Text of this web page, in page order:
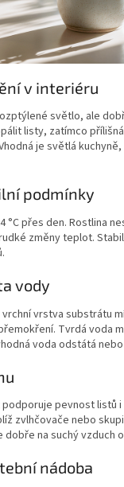
v interiéru
světlo, ale
listy, zatímco
je světlá
podmínky
°C přes den. Rostlina
změny teplot.
vody
vrstva substrátu
Tvrdá voda
voda odstátá
pevnost listů
zvlhčovače nebo
na suchý vzduch
nádoba